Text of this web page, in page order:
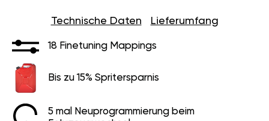
Technische Daten Lieferumfang
18 Finetuning Mappings
Bis zu 15% Spritersparnis
5 mal Neuprogrammierung beim